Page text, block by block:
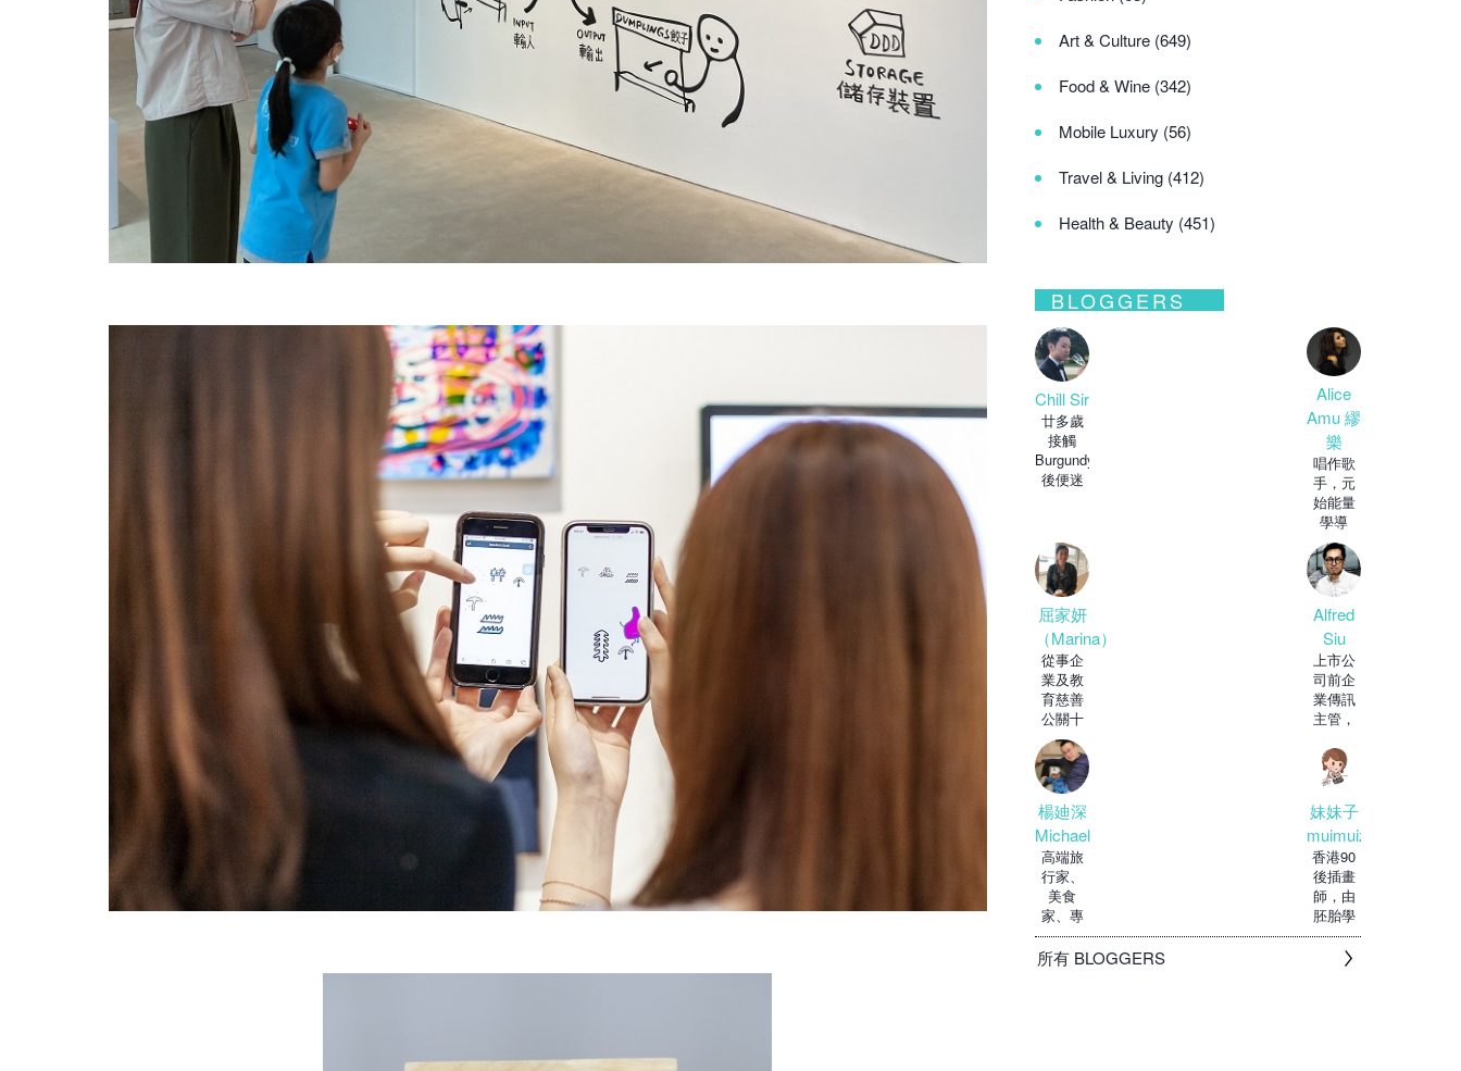
Art & Culture (649)
Food & Wine (342)
Mobile Luxury (56)
Travel & Living (412)
Health & Beauty (451)
BLOGGERS
Chill Sir
廿多歲
接觸
Burgundy
後便迷
Alice
Amu 繆
樂
唱作歌
手，元
始能量
學導
師，靈
異道網
台主
持。眾
屈家妍
（Marina）
從事企
業及教
育慈善
公關十
多年，
現正修
讀教育
博
Alfred
Siu
上市公
司前企
業傳訊
主管，
政府及
私人機
楊廸深
Michael
高端旅
行家、
美食
家、專
欄作
家，
妹妹子
muimuizi
香港90
後插畫
師，由
胚胎學
家轉行
做設計
師，由
所有 BLOGGERS